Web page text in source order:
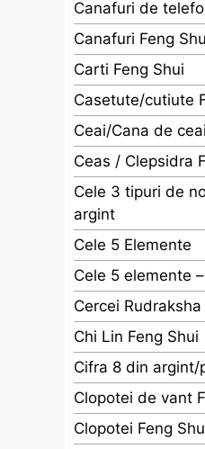
Canafuri de
Canafuri Feng
Carti Feng Shui
Casetute/cutiute
Ceai/Cana de
Ceas / Clepsidra
Cele 3 tipuri de
argint
Cele 5 Elemente
Cele 5 elemente –
Cercei Rudraksha
Chi Lin Feng Shui
Cifra 8 din argint/
Clopotei de vant
Clopotei Feng